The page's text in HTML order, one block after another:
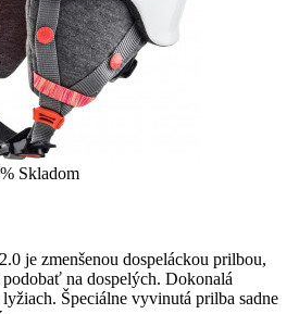
Skladom
je zmenšenou dospeláckou prilbou,
podobať na dospelých. Dokonalá
Špeciálne vyvinutá prilba sadne